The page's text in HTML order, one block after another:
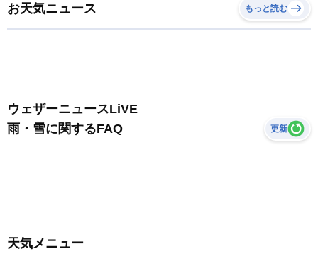
お天気ニュース もっと読む
ウェザーニュースLiVE
雨・雪に関するFAQ
更新
天気メニュー